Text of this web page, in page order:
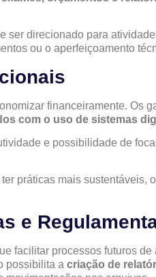
ser direcionado para
ou o aperfeiçoamento
financeiramente. Os
com o uso de sistemas
e possibilidade de
práticas mais sustentáveis,
e
facilitar processos futuros de
possibilita a criação de